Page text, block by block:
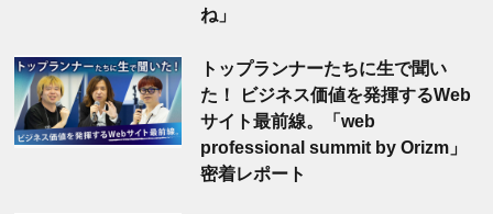
ね」
トップランナーたちに生で聞い
た！ ビジネス価値を発揮するWeb
サイト最前線。「web
professional summit by Orizm」
密着レポート